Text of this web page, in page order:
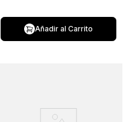
Añadir al Carrito